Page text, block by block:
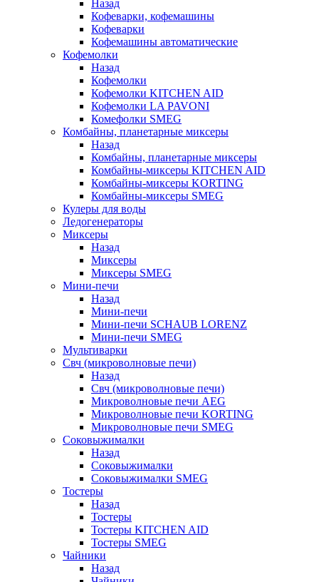
Назад
Кофеварки, кофемашины
Кофеварки
Кофемашины автоматические
Кофемолки
Назад
Кофемолки
Кофемолки KITCHEN AID
Кофемолки LA PAVONI
Комефолки SMEG
Комбайны, планетарные миксеры
Назад
Комбайны, планетарные миксеры
Комбайны-миксеры KITCHEN AID
Комбайны-миксеры KORTING
Комбайны-миксеры SMEG
Кулеры для воды
Ледогенераторы
Миксеры
Назад
Миксеры
Миксеры SMEG
Мини-печи
Назад
Мини-печи
Мини-печи SCHAUB LORENZ
Мини-печи SMEG
Мультиварки
Свч (микроволновые печи)
Назад
Свч (микроволновые печи)
Микроволновые печи AEG
Микроволновые печи KORTING
Микроволновые печи SMEG
Соковыжималки
Назад
Соковыжималки
Соковыжималки SMEG
Тостеры
Назад
Тостеры
Тостеры KITCHEN AID
Тостеры SMEG
Чайники
Назад